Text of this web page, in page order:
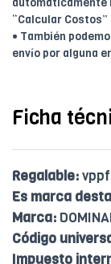
automáticamente
“Calcular
• También
envío por alguna
Ficha
Regalable:
Es marca
Marca:
Código
Impuesto